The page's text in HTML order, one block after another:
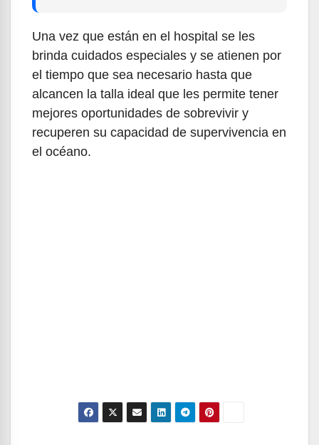
Una vez que están en el hospital se les
brinda cuidados especiales y se atienen por
el tiempo que sea necesario hasta que
alcancen la talla ideal que les permite tener
mejores oportunidades de sobrevivir y
recuperen su capacidad de supervivencia en
el océano.